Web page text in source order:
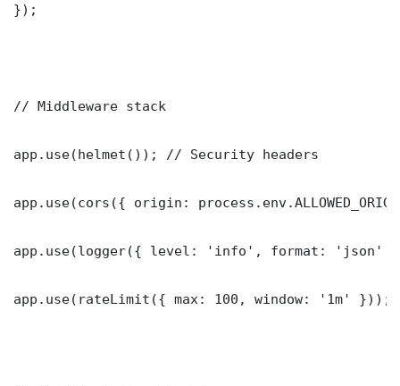
});
// Middleware stack
app.use(helmet()); // Security headers
app.use(cors({ origin:
app.use(logger({ level: 'info', format: 'json'
app.use(rateLimit({ max: 100, window: '1m' }));